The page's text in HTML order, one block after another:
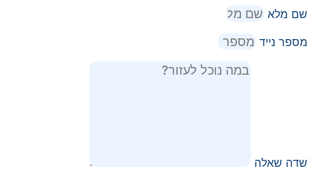
שם מלא
מספר נייד
שדה שאלה